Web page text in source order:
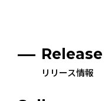
Release
リリース情報